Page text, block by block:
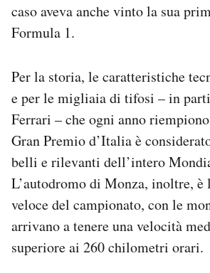
caso aveva anche vinto la sua
Formula 1.
Per la storia, le caratteristiche
e per le migliaia di tifosi – in
Ferrari – che ogni anno
Gran Premio d’Italia è
belli e rilevanti dell’intero
L’autodromo di Monza, inoltre, è
veloce del campionato, con le
arrivano a tenere una velocità
superiore ai 260 chilometri orari.